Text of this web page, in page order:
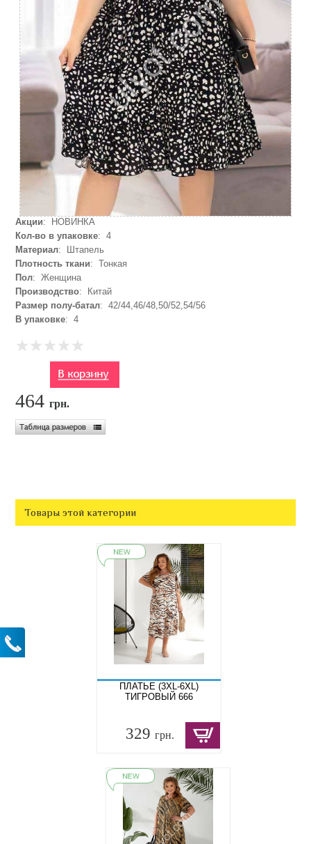
Акции: НОВИНКА
Кол-во в упаковке: 4
Материал: Штапель
Плотность ткани: Тонкая
Пол: Женщина
Производство: Китай
Размер полу-батал: 42/44,46/48,50/52,54/56
В упаковке: 4
464грн.
Товары этой категории
ПЛАТЬЕ (3XL-6XL)
ТИГРОВЫЙ 666
329 грн.